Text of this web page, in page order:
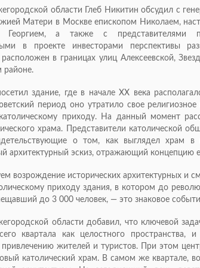
области Глеб Никитин обсудил с
Матери в Москве епископом Николаем,
а также с представителями
в проекте инвесторами перспективы
в границах улиц Алексеевской,
районе.
здание, где в начале ХХ века
период оно утратило свое
приходу. На данный момент
храма. Представители католической
о том, как выглядел храм
архитектурный эскиз, отражающий концепцию
возрождение исторических архитектурных и
приходу здания, в котором до
до 3 000 человек, — это знаковое
области добавил, что ключевой
квартала как целостного пространства,
привлечению жителей и туристов. При этом
католический храм. В самом же квартале,